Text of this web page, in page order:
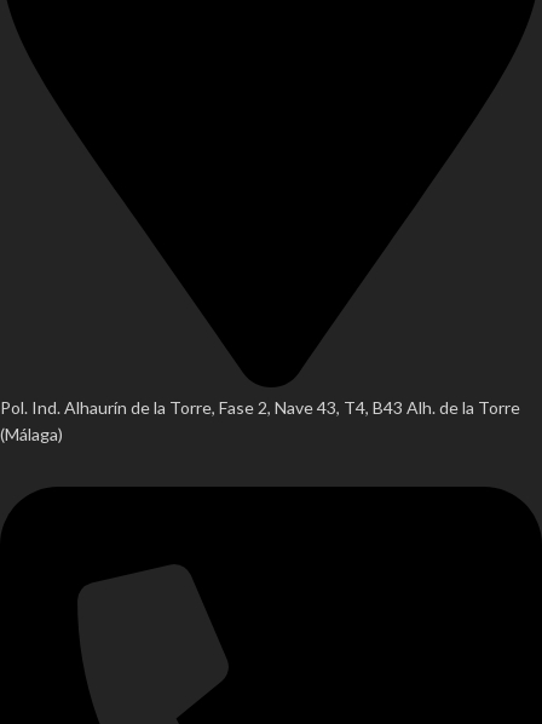
Pol. Ind. Alhaurín de la Torre, Fase 2, Nave 43, T4, B43 Alh. de la Torre
(Málaga)